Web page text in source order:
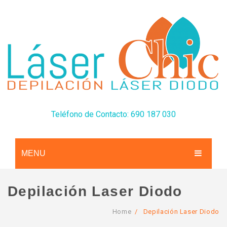
Teléfono de Contacto: 690 187 030
MENU
SERVICIOS
Depilación Laser Diodo
Home / Depilación Laser Diodo